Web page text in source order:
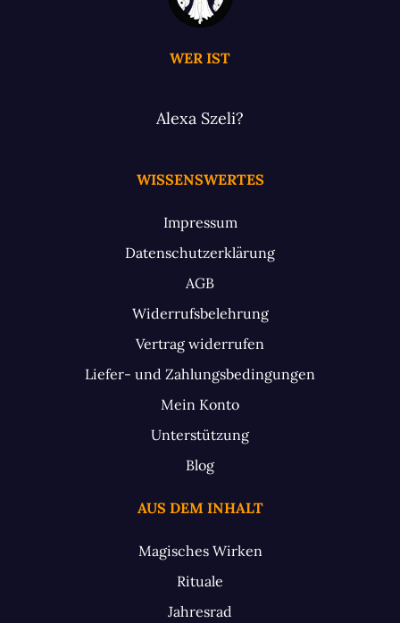
WER IST
Alexa Szeli?
WISSENSWERTES
Impressum
Datenschutzerklärung
AGB
Widerrufsbelehrung
Vertrag widerrufen
Liefer- und Zahlungsbedingungen
Mein Konto
Unterstützung
Blog
AUS DEM INHALT
Magisches Wirken
Rituale
Jahresrad